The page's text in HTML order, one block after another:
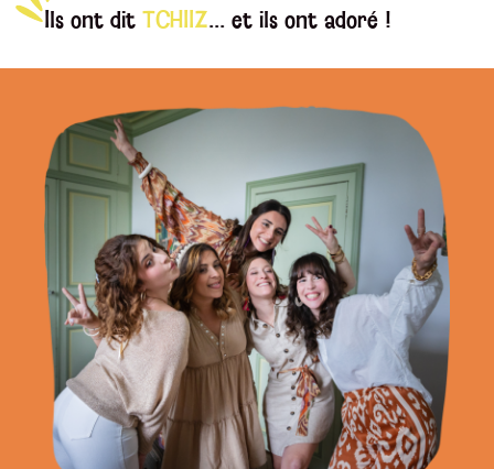
Ils ont dit TCHIIZ... et ils ont adoré !